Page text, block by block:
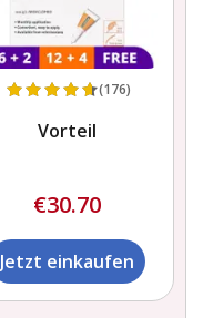
(176)
Vorteil
€30.70
Jetzt einkaufen